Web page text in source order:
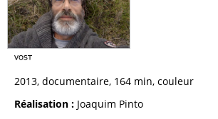
2013, documentaire, 164 min, couleur
Réalisation : Joaquim Pinto